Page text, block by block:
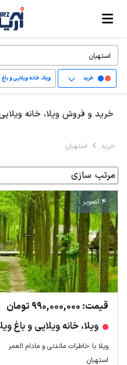
خرید ویلا، خانه ویلایی و باغ
ویلا
خرید و فروش ویلا، خانه
خرید استهبان
4 تصویر
قیمت: 990,000,000 تومان
ویلا، خانه ویلایی و باغ
ویلا با خاطرات ماندنی و مادام العمر
استهبان